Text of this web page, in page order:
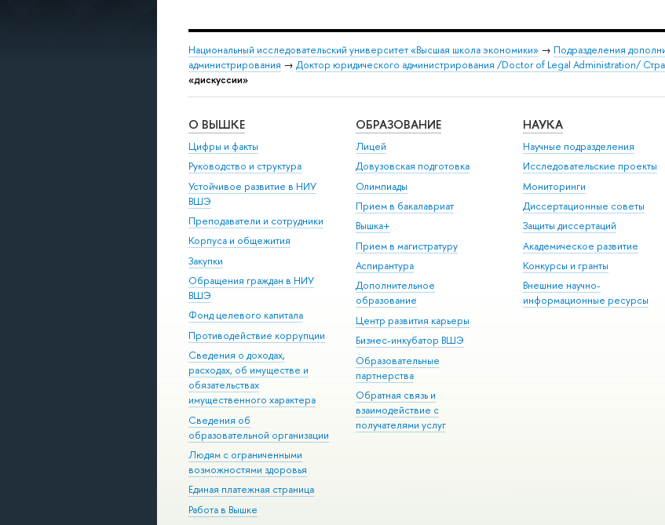
Национальный исследовательский университет «Высшая школа экономики» → Подразделения
администрирования → Доктор юридического администрирования /Doctor of Legal Administration/
«дискуссии»
О ВЫШКЕ
Цифры и факты
Руководство и структура
Устойчивое развитие в НИУ
ВШЭ
Преподаватели и сотрудники
Корпуса и общежития
Закупки
Обращения граждан в НИУ
ВШЭ
Фонд целевого капитала
Противодействие коррупции
Сведения о доходах,
расходах, об имуществе и
обязательствах
имущественного характера
Сведения об
образовательной организации
Людям с ограниченными
возможностями здоровья
Единая платежная страница
Работа в Вышке
ОБРАЗОВАНИЕ
Лицей
Довузовская подготовка
Олимпиады
Прием в бакалавриат
Вышка+
Прием в магистратуру
Аспирантура
Дополнительное
образование
Центр развития карьеры
Бизнес-инкубатор ВШЭ
Образовательные
партнерства
Обратная связь и
взаимодействие с
получателями услуг
НАУКА
Научные подразделения
Исследовательские проекты
Мониторинги
Диссертационные советы
Защиты диссертаций
Академическое развитие
Конкурсы и гранты
Внешние научно-
информационные ресурсы